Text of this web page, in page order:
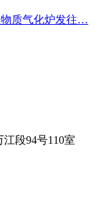
物质气化炉发往…
段94号110室